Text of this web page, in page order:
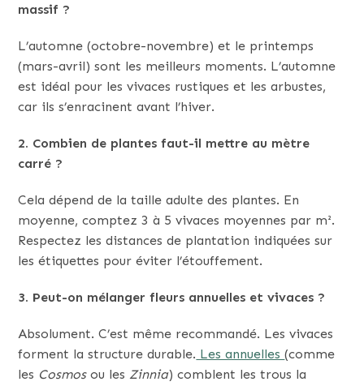
massif ?
L’automne (octobre-novembre) et le printemps
(mars-avril) sont les meilleurs moments. L’automne
est idéal pour les vivaces rustiques et les arbustes,
car ils s’enracinent avant l’hiver.
2. Combien de plantes faut-il mettre au mètre
carré ?
Cela dépend de la taille adulte des plantes. En
moyenne, comptez 3 à 5 vivaces moyennes par m².
Respectez les distances de plantation indiquées sur
les étiquettes pour éviter l’étouffement.
3. Peut-on mélanger fleurs annuelles et vivaces ?
Absolument. C’est même recommandé. Les vivaces
forment la structure durable. Les annuelles(comme
les Cosmosou les Zinnia) comblent les trous la